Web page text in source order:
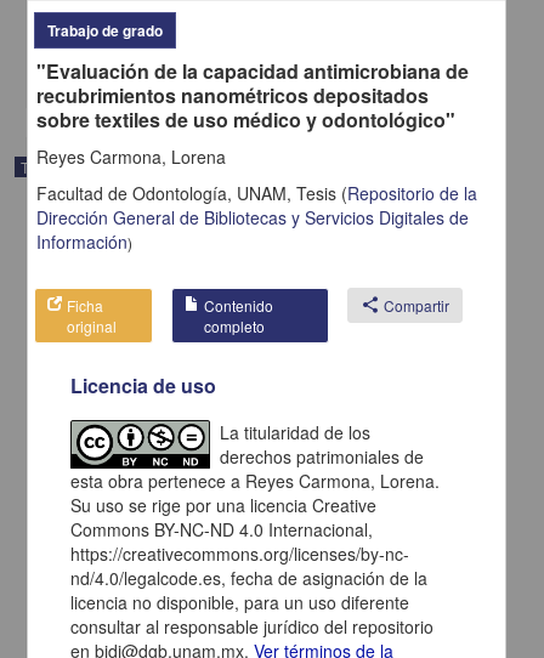
2025
Medicina y Ciencias de la Salud
share
Trabajo de grado
Estrategia de obtención y mantenimiento del oficio de
reconocimiento de un medicamento huérfano
Cerqueda Pereda, Juan Carlos
Biología y Química,Medicina y Ciencias de la Salud
Trabajo de grado
"Evaluación de la capacidad antimicrobiana de
recubrimientos nanométricos depositados
sobre textiles de uso médico y odontológico"
Reyes Carmona, Lorena
Facultad de Odontología, UNAM, Tesis (Repositorio de la
Dirección General de Bibliotecas y Servicios Digitales de
Información)
Ficha
original
Contenido
completo
share Compartir
Licencia de uso
La titularidad de los
derechos patrimoniales de
esta obra pertenece a Reyes Carmona, Lorena.
Su uso se rige por una licencia Creative
Commons BY-NC-ND 4.0 Internacional,
https://creativecommons.org/licenses/by-nc-
nd/4.0/legalcode.es, fecha de asignación de la
licencia no disponible, para un uso diferente
consultar al responsable jurídico del repositorio
en bidi@dgb.unam.mx.Ver términos de la